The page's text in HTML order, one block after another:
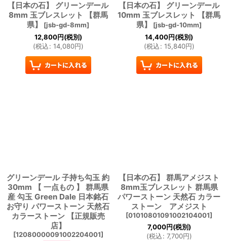
【日本の石】 グリーンデール
8mm 玉ブレスレット 【群馬
県】
[jsb-gd-8mm]
12,800円(税別)
(税込: 14,080円)
【日本の石】 グリーンデール
10mm 玉ブレスレット 【群馬
県】
[jsb-gd-10mm]
14,400円(税別)
(税込: 15,840円)
グリーンデール 子持ち勾玉 約
30mm 【 一点もの 】 群馬県
産 勾玉 Green Dale 日本銘石
お守り パワーストーン 天然石
カラーストーン 【正規販売
店】
[12080000091002204001]
【日本の石】 群馬アメジスト
8mm玉ブレスレット 群馬県
パワーストーン 天然石 カラー
ストーン アメジスト
[01010801091002104001]
7,000円(税別)
(税込: 7,700円)